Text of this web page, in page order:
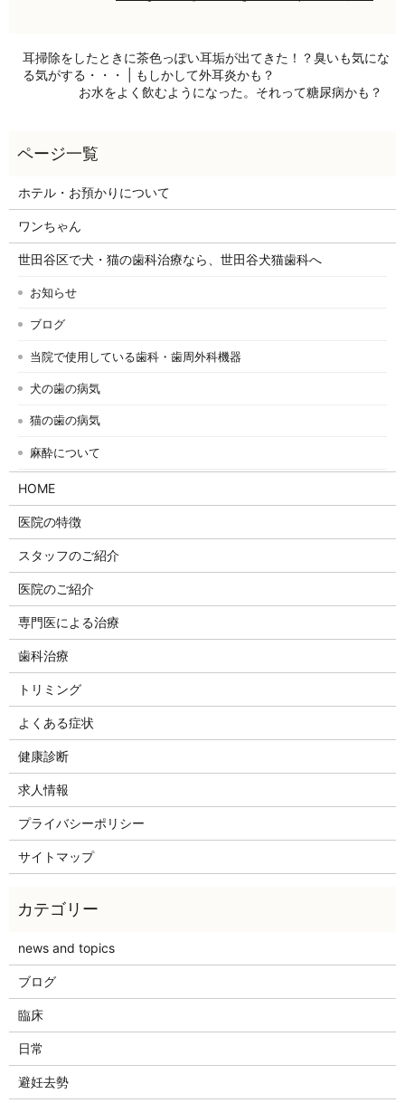
耳掃除をしたときに茶色っぽい耳垢が出てきた！？臭いも気にな
る気がする・・・ | もしかして外耳炎かも？
お水をよく飲むようになった。それって糖尿病かも？
ホテル・お預かりについて
ワンちゃん
世田谷区で犬・猫の歯科治療なら、世田谷犬猫歯科へ
お知らせ
ブログ
当院で使用している歯科・歯周外科機器
犬の歯の病気
猫の歯の病気
麻酔について
HOME
医院の特徴
スタッフのご紹介
医院のご紹介
専門医による治療
歯科治療
トリミング
よくある症状
健康診断
求人情報
プライバシーポリシー
サイトマップ
news and topics
ブログ
臨床
日常
避妊去勢